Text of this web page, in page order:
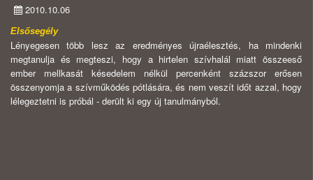
2010.10.06
Elsősegély
Lényegesen több lesz az eredményes újraélesztés, ha mindenki
megtanulja és megteszi, hogy a hirtelen szívhalál miatt összeeső
ember mellkasát késedelem nélkül percenként százszor erősen
összenyomja a szívműködés pótlására, és nem veszít időt azzal, hogy
lélegeztetni is próbál - derült ki egy új tanulmányból.